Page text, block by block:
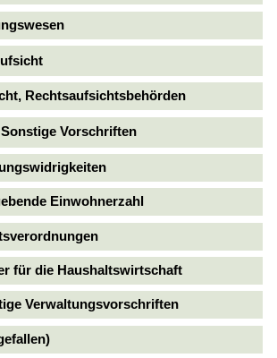
Rechtsaufsichtsbehörden
Vorschriften
Einwohnerzahl
für die Haushaltswirtschaft
Verwaltungsvorschriften